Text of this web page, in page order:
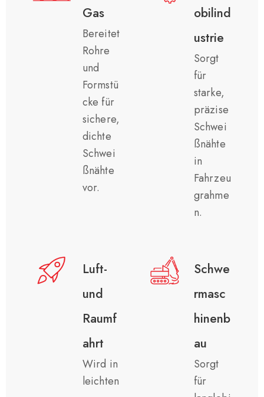
Gas
Bereitet
Rohre
und
Formstü
cke für
sichere,
dichte
Schwei
ßnähte
vor.
obilind
ustrie
Sorgt
für
starke,
präzise
Schwei
ßnähte
in
Fahrzeu
grahme
n.
Luft-
und
Raumf
ahrt
Wird in
leichten
Schwe
rmasc
hinenb
au
Sorgt
für